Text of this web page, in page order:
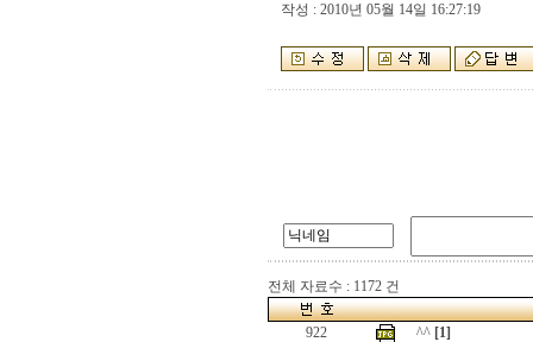
작성 : 2010년 05월 14일 16:27:19
전체 자료수 : 1172 건
922 ^^ [1]